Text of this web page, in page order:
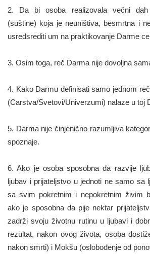
2. Da bi osoba realizovala večni dah
(suštine) koja je neuništiva, besmrtna i
usredsrediti um na praktikovanje Darme
3. Osim toga, reč Darma nije dovoljna
4. Kako Darmu definisati samo jednom
(Carstva/Svetovi/Univerzumi) nalaze u toj
5. Darma nije činjenično razumljiva
spoznaje.
6. Ako je osoba sposobna da razvije
ljubav i prijateljstvo u jednoti ne samo sa
sa svim pokretnim i nepokretnim živim
ako je sposobna da pije nektar
zadrži svoju životnu rutinu u ljubavi i
rezultat, nakon ovog života, osoba
nakon smrti) i Mokšu (oslobođenje od